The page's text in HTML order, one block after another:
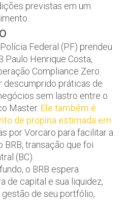
previstas em um
Federal (PF) prendeu
Paulo Henrique Costa,
Compliance Zero.
descumprido práticas de
sem lastro entre o
Master. Ele também é
de propina estimada em
por Vorcaro para facilitar a
transação que foi
(BC).
o BRB espera
de capital e sua liquidez,
de seu portfólio,